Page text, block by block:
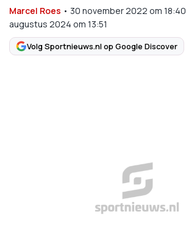
Marcel Roes • 30 november 2022 om 18:40
augustus 2024 om 13:51
Volg Sportnieuws.nl op Google Discover